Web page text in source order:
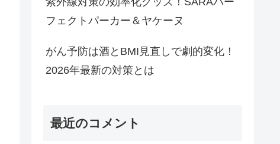
フェクトパーカー＆ヤケーヌ
がん予防は酒とBMI見直しで劇的変化！
2026年最新の対策とは
最近のコメント